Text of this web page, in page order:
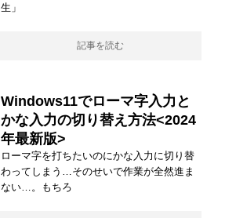
生」
記事を読む
Windows11でローマ字入力と
かな入力の切り替え方法<2024
年最新版>
ローマ字を打ちたいのにかな入力に切り替
わってしまう…そのせいで作業が全然進ま
ない…。もちろ